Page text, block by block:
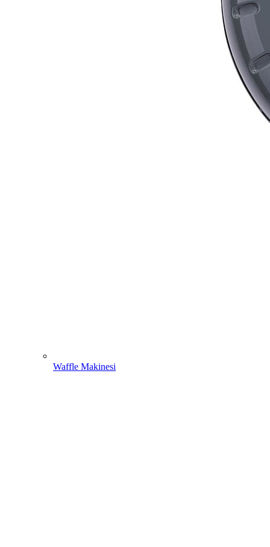
Waffle Makinesi